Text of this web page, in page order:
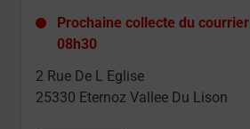
Prochaine collecte du courrier
08h30
2 Rue De L Eglise
25330 Eternoz Vallee Du Lison